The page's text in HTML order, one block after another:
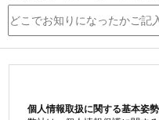
個人情報取扱に関する基本姿勢